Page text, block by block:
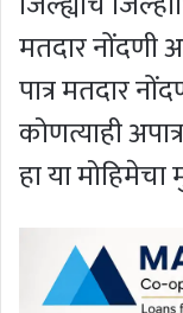
मतदार नोंदणी
पात्र मतदार
कोणत्याही
हा या